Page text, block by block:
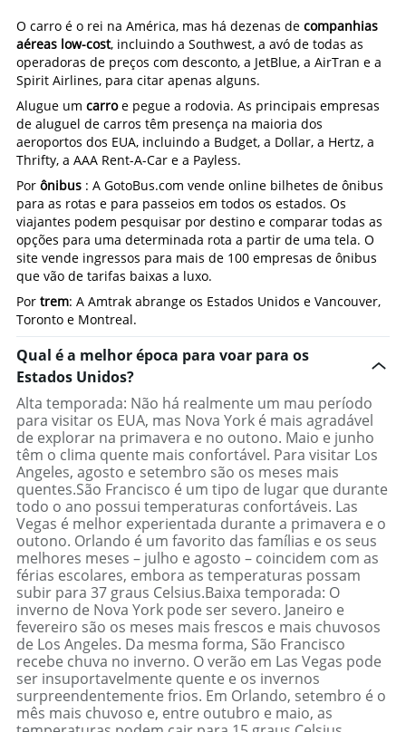
O carro é o rei na América, mas há dezenas de companhias
aéreas low-cost, incluindo a Southwest, a avó de todas as
operadoras de preços com desconto, a JetBlue, a AirTran e a
Spirit Airlines, para citar apenas alguns.
Alugue um carroe pegue a rodovia. As principais empresas
de aluguel de carros têm presença na maioria dos
aeroportos dos EUA, incluindo a Budget, a Dollar, a Hertz, a
Thrifty, a AAA Rent-A-Car e a Payless.
Por ônibus : A GotoBus.com vende online bilhetes de ônibus
para as rotas e para passeios em todos os estados. Os
viajantes podem pesquisar por destino e comparar todas as
opções para uma determinada rota a partir de uma tela. O
site vende ingressos para mais de 100 empresas de ônibus
que vão de tarifas baixas a luxo.
Por trem: A Amtrak abrange os Estados Unidos e Vancouver,
Toronto e Montreal.
Qual é a melhor época para voar para os
Estados Unidos?
Alta temporada: Não há realmente um mau período
para visitar os EUA, mas Nova York é mais agradável
de explorar na primavera e no outono. Maio e junho
têm o clima quente mais confortável. Para visitar Los
Angeles, agosto e setembro são os meses mais
quentes.São Francisco é um tipo de lugar que durante
todo o ano possui temperaturas confortáveis. Las
Vegas é melhor experientada durante a primavera e o
outono. Orlando é um favorito das famílias e os seus
melhores meses – julho e agosto – coincidem com as
férias escolares, embora as temperaturas possam
subir para 37 graus Celsius.Baixa temporada: O
inverno de Nova York pode ser severo. Janeiro e
fevereiro são os meses mais frescos e mais chuvosos
de Los Angeles. Da mesma forma, São Francisco
recebe chuva no inverno. O verão em Las Vegas pode
ser insuportavelmente quente e os invernos
surpreendentemente frios. Em Orlando, setembro é o
mês mais chuvoso e, entre outubro e maio, as